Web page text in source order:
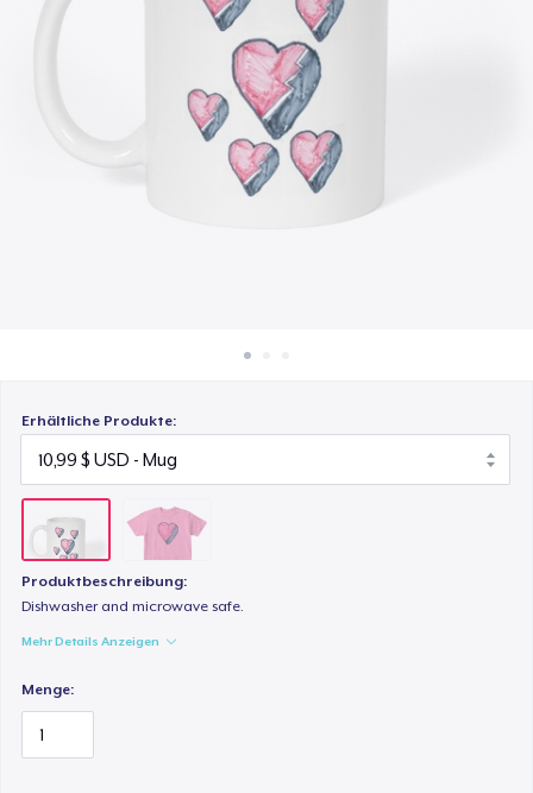
Überall verkaufen
Etwas verkaufen
Erhältliche Produkte:
Produktbeschreibung:
Dishwasher and microwave safe.
Mehr Details Anzeigen
Menge: